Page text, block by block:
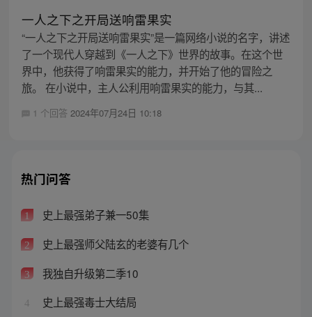
一人之下之开局送响雷果实
“一人之下之开局送响雷果实”是一篇网络小说的名字，讲述
了一个现代人穿越到《一人之下》世界的故事。在这个世
界中，他获得了响雷果实的能力，并开始了他的冒险之
旅。 在小说中，主人公利用响雷果实的能力，与其...
1 个回答 2024年07月24日 10:18
热门问答
1 史上最强弟子兼一50集
2 史上最强师父陆玄的老婆有几个
3 我独自升级第二季10
4 史上最强毒士大结局